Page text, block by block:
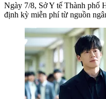
Ngày 7/8, Sở Y tế Thành phố
định kỳ miễn phí từ nguồn